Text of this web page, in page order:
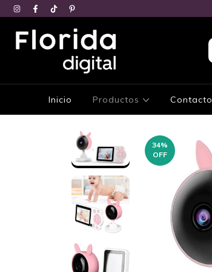
Inicio Productos Contacto
34%
OFF